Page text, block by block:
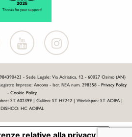
- Sede Legale: Via Adriatica, 12 - 60027 Osimo (AN)
Imprese: Ancona - Iscr. REA num. 298358 - Privacy Policy
- Cookie Policy
ST 602399 | Galileo: ST H7242 | Worldspan: ST AOIPA |
DISHCO: HC AOIPAL